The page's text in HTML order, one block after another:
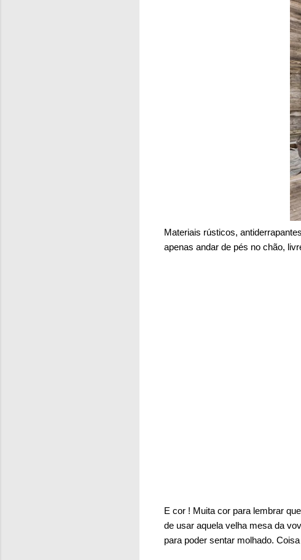
Materiais rústicos,
apenas andar de pés no chão,
E cor ! Muita cor para lembrar
de usar aquela velha mesa da
para poder sentar molhado.